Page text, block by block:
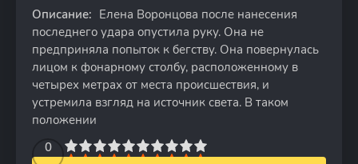
Описание: Елена Воронцова после нанесения
последнего удара опустила руку. Она не
предприняла попыток к бегству. Она повернулась
лицом к фонарному столбу, расположенному в
четырех метрах от места происшествия, и
устремила взгляд на источник света. В таком
положении
0
5 7 8 9 10